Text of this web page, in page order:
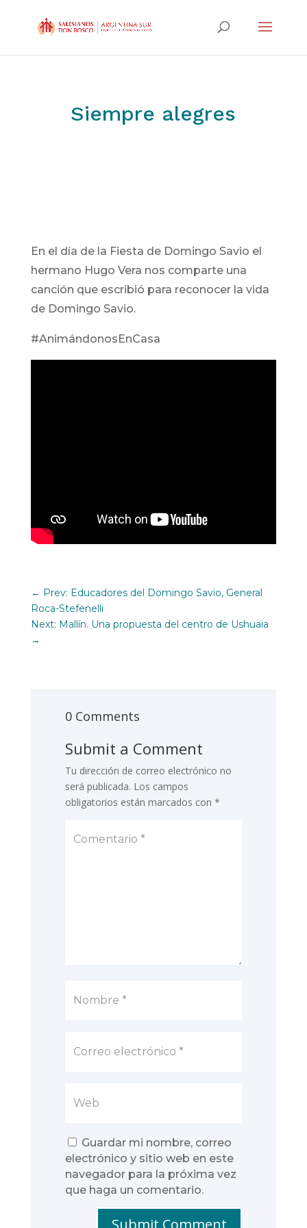
Siempre alegres
En el día de la Fiesta de Domingo Savio el
hermano Hugo Vera nos comparte una
canción que escribió para reconocer la vida
de Domingo Savio.
#AnimándonosEnCasa
← Prev: Educadores del Domingo Savio, General
Roca-Stefenelli
Next: Mallín. Una propuesta del centro de Ushuaia
→
0 Comments
Submit a Comment
Tu dirección de correo electrónico no
será publicada. Los campos
obligatorios están marcados con *
Guardar mi nombre, correo
electrónico y sitio web en este
navegador para la próxima vez
que haga un comentario.
Submit Comment